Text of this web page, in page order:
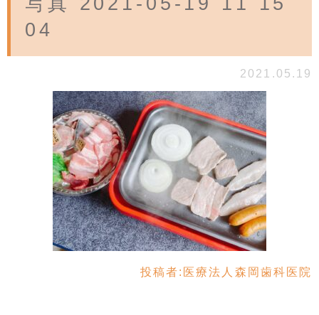
04
2021.05.19
投稿者: 医療法人森岡歯科医院